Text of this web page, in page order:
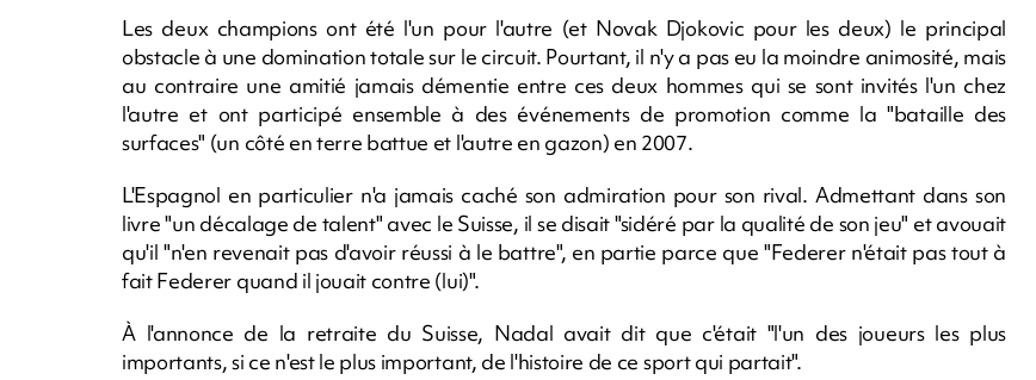
Les deux champions ont été l'un pour l'autre (et Novak Djokovic pour les deux) le principal
obstacle à une domination totale sur le circuit. Pourtant, il n'y a pas eu la moindre animosité, mais
au contraire une amitié jamais démentie entre ces deux hommes qui se sont invités l'un chez
l'autre et ont participé ensemble à des événements de promotion comme la "bataille des
surfaces" (un côté en terre battue et l'autre en gazon) en 2007.
L'Espagnol en particulier n'a jamais caché son admiration pour son rival. Admettant dans son
livre "un décalage de talent" avec le Suisse, il se disait "sidéré par la qualité de son jeu" et avouait
qu'il "n'en revenait pas d'avoir réussi à le battre", en partie parce que "Federer n'était pas tout à
fait Federer quand il jouait contre (lui)".
À l'annonce de la retraite du Suisse, Nadal avait dit que c'était "l'un des joueurs les plus
importants, si ce n'est le plus important, de l'histoire de ce sport qui partait".